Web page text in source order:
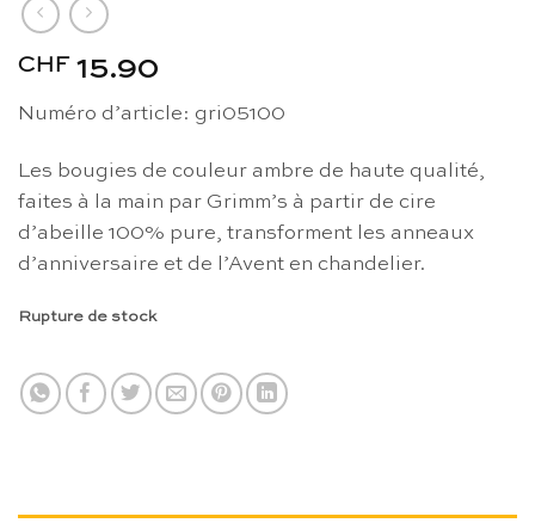
CHF 15.90
Numéro d’article: gri05100
Les bougies de couleur ambre de haute qualité,
faites à la main par Grimm’s à partir de cire
d’abeille 100% pure, transforment les anneaux
d’anniversaire et de l’Avent en chandelier.
Rupture de stock